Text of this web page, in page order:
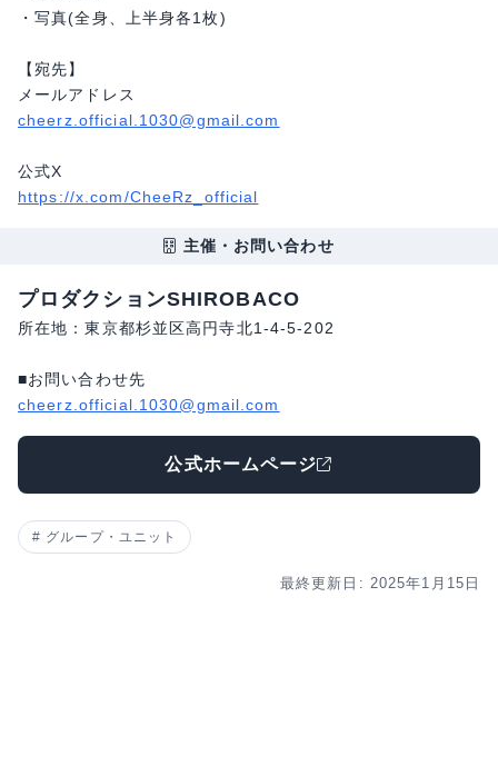
・写真(全身、上半身各1枚)
【宛先】
メールアドレス
cheerz.official.1030@gmail.com
公式X
https://x.com/CheeRz_official
主催・お問い合わせ
プロダクションSHIROBACO
所在地：東京都杉並区高円寺北1-4-5-202
■お問い合わせ先
cheerz.official.1030@gmail.com
公式ホームページ
グループ・ユニット
最終更新日: 2025年1月15日